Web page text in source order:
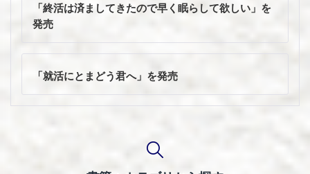
ナ
ゲ
「終活は済ましてきたので早く眠らして欲しい」を
発売
「就活にとまどう君へ」を発売